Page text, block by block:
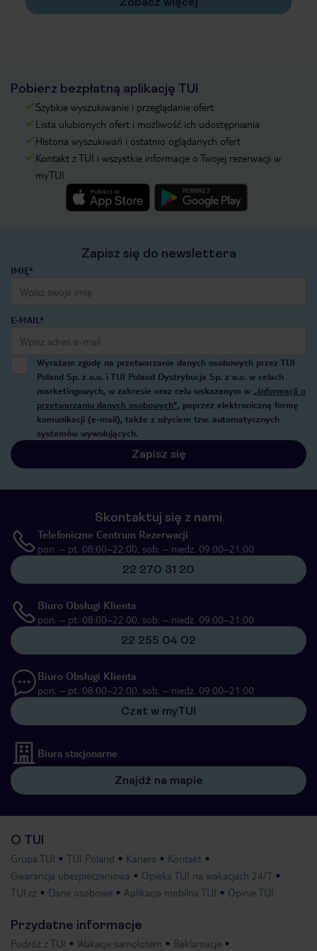
Pobierz bezpłatną aplikację TUI
Szybkie wyszukiwanie i przeglądanie ofert
Lista ulubionych ofert i możliwość ich udostępniania
Historia wyszukiwań i ostatnio oglądanych ofert
Kontakt z TUI i wszystkie informacje o Twojej rezerwacji w
myTUI
Zapisz się do newslettera
IMIĘ*
E-MAIL*
Wyrażam zgodę na przetwarzanie danych osobowych przez TUI
Poland Sp. z o.o. i TUI Poland Dystrybucja Sp. z o.o. w celach
marketingowych, w zakresie oraz celu wskazanym w „Informacji o
przetwarzaniu danych osobowych”, poprzez elektroniczną formę
komunikacji (e-mail), także z użyciem tzw. automatycznych
systemów wywołujących.
Zapisz się
Skontaktuj się z nami
Telefoniczne Centrum Rezerwacji
pon. – pt. 08:00–22:00, sob. – niedz. 09:00–21:00
22 270 31 20
Biuro Obsługi Klienta
pon. – pt. 08:00–22:00, sob. – niedz. 09:00–21:00
22 255 04 02
Biuro Obsługi Klienta
pon. – pt. 08:00–22:00, sob. – niedz. 09:00–21:00
Czat w myTUI
Biura stacjonarne
Znajdź na mapie
O TUI
Grupa TUI TUI Poland Kariera
Kontakt
Gwarancja ubezpieczeniowa
Opieka TUI na wakacjach 24/7
TUI.cz
Dane osobowe Aplikacja mobilna TUI Opinie TUI
Przydatne informacje
Podróż z TUI Wakacje samolotem Reklamacje